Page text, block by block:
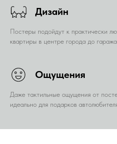
Дизайн
Постеры подойдут к практически
квартиры в центре города до
Ощущения
Даже тактильные ощущения от
идеально для подарков